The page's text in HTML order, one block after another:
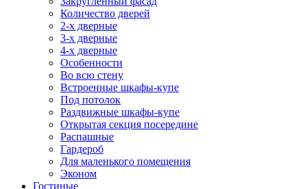
Количество дверей
2-х дверные
3-х дверные
4-х дверные
Особенности
Во всю стену
Встроенные шкафы-купе
Под потолок
Раздвижные шкафы-купе
Открытая секция посередине
Распашные
Гардероб
Для маленького помещения
Эконом
Гостиные